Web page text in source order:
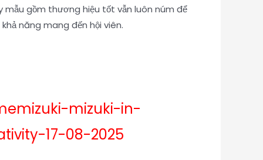
gồm thương hiệu tốt vẫn luôn núm để
năng mang đến hội viên.
mizuki-in-
17-08-2025